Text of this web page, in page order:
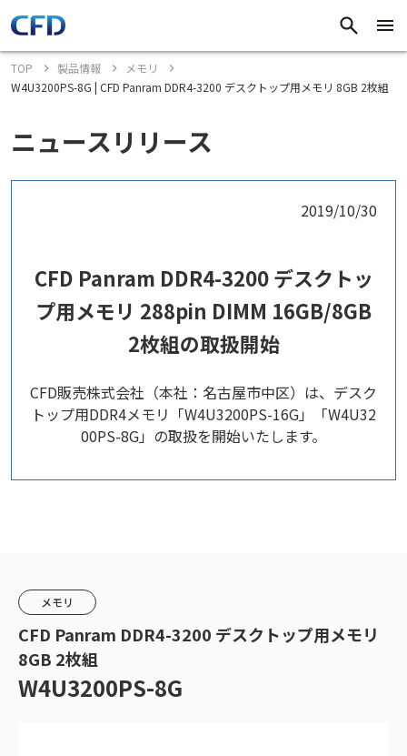
TOP 製品情報
メモリ
W4U3200PS-8G | CFD Panram DDR4-3200 デスクトップ用メモリ 8GB 2枚組
ニュースリリース
2019/10/30
CFD Panram DDR4-3200 デスクトッ
プ用メモリ 288pin DIMM 16GB/8GB
2枚組の取扱開始
CFD販売株式会社（本社：名古屋市中区）は、デスク
トップ用DDR4メモリ「W4U3200PS-16G」「W4U32
00PS-8G」の取扱を開始いたします。
メモリ
CFD Panram DDR4-3200 デスクトップ用メモリ
8GB 2枚組
W4U3200PS-8G